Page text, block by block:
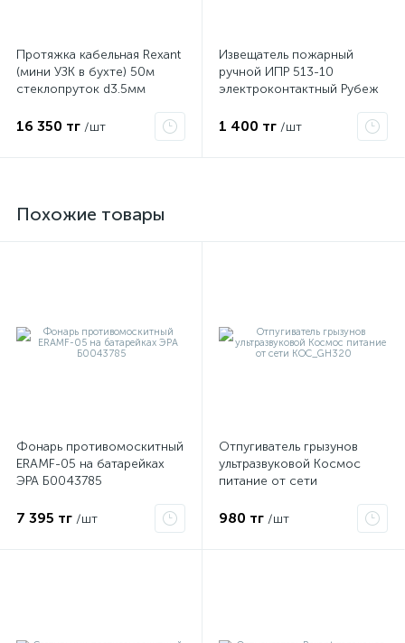
Протяжка кабельная Rexant
(мини УЗК в бухте) 50м
стеклопруток d3.5мм
16 350 тг /шт
Извещатель пожарный
ручной ИПР 513-10
электроконтактный Рубеж
1 400 тг /шт
Похожие товары
Фонарь противомоскитный
ERAMF-05 на батарейках
ЭРА Б0043785
7 395 тг /шт
Отпугиватель грызунов
ультразвуковой Космос
питание от сети
980 тг /шт